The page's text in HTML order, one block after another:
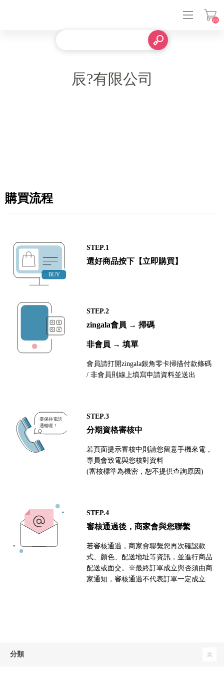
(0)
辰?有限公司
購買流程
STEP.1
選好商品按下【立即購買】
STEP.2
zingala會員 → 掃碼
非會員 → 填單
會員請打開zingala銀角零卡掃描付款條碼
/ 非會員則線上填寫申請資料並送出
STEP.3
分期資格審核中
若頁面提示審核中則請您留意手機來電，
專員會致電與您核對資料
(審核標準為機密，恕不提供查詢原因)
STEP.4
審核通過後，商家會與您聯繫
若審核通過，商家會聯繫您再次確認款
式、顏色、配送地址等資訊，並進行商品
配送或面交。※最終訂單成立與否須由商
家通知，審核通過不代表訂單一定成立
分類